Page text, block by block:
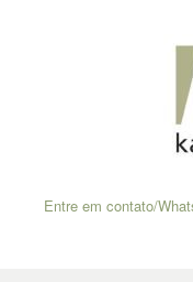
Entre em contato/